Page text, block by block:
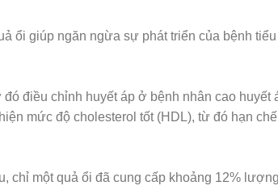
giúp ngăn ngừa sự phát triển của bệnh
điều chỉnh huyết áp ở bệnh nhân cao
mức độ cholesterol tốt (HDL), từ đó hạn
chỉ một quả ổi đã cung cấp khoảng 12%